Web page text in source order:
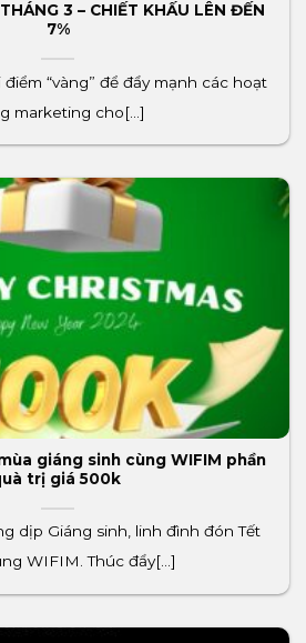
3 – CHIẾT KHẤU LÊN ĐẾN
7%
“vàng” để đẩy mạnh các hoạt
marketing cho[...]
giáng sinh cùng WIFIM phần
trị giá 500k
dịp Giáng sinh, linh đình đón Tết
WIFIM. Thúc đẩy[...]